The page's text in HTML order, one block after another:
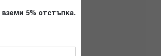
5% отстъпка.